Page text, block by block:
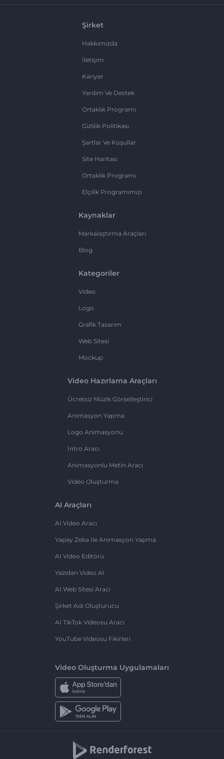
Şirket
Hakkımızda
İletişim
Kariyer
Yardım Ve Destek
Ortaklık Programı
Gizlilik Politikası
Şartlar Ve Koşullar
Site Haritası
Ortaklık Programı
Elçilik Programımızı
Kaynaklar
Markalaştırma Araçları
Blog
Kategoriler
Video
Logo
Grafik Tasarım
Web Sitesi
Mockup
Video Hazırlama Araçları
Ücretsiz Müzik Görselleştirici
Animasyon Yapma
Logo Animasyonu
İntro Aracı
Animasyonlu Metin Aracı
Video Oluşturma
AI Araçları
AI Video Aracı
Yapay Zeka Ile Animasyon Yapma
AI Video Editörü
Yazıdan Video AI
AI Web Sitesi Aracı
Şirket Adı Oluşturucu
AI TikTok Videosu Aracı
YouTube Videosu Fikirleri
Video Oluşturma Uygulamaları